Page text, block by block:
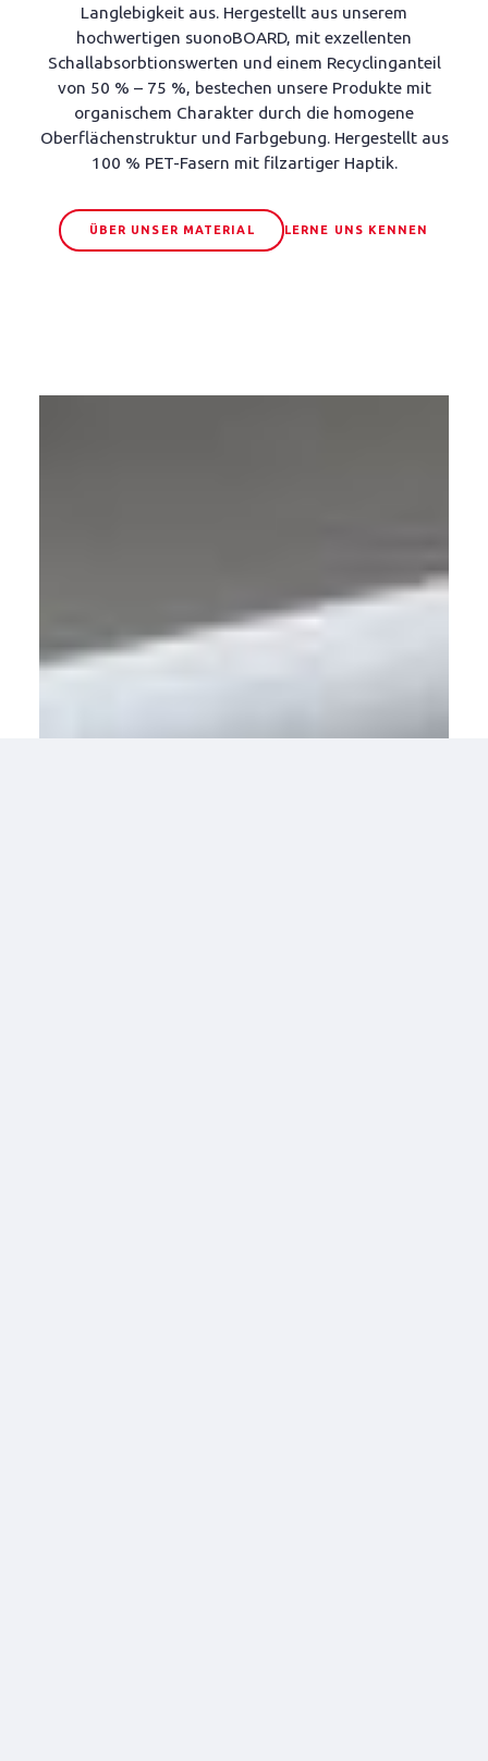
Langlebigkeit aus. Hergestellt aus unserem
hochwertigen suonoBOARD, mit exzellenten
Schallabsorbtionswerten und einem Recyclinganteil
von 50 % – 75 %, bestechen unsere Produkte mit
organischem Charakter durch die homogene
Oberflächenstruktur und Farbgebung. Hergestellt aus
100 % PET-Fasern mit filzartiger Haptik.
ÜBER UNSER MATERIAL LERNE UNS KENNEN